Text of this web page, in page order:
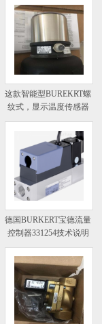
这款智能型BUREKRT螺
纹式，显示温度传感器
德国BURKERT宝德流量
控制器331254技术说明